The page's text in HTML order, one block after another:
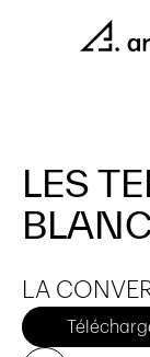
LES
LA